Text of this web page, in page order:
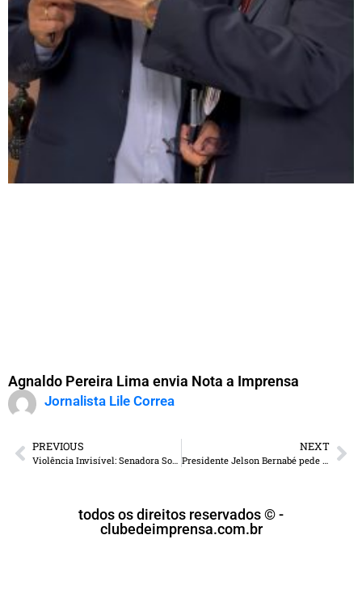
Agnaldo Pereira Lima envia Nota a Imprensa
Jornalista Lile Correa
PREVIOUS
Violência Invisível: Senadora Soraya Thronicke propõe punição rigorosa para crimes digitais contra mulheres
NEXT
Presidente Jelson Bernabé pede unidade e qualidade nos serviços em reunião com servidores
todos os direitos reservados © -
clubedeimprensa.com.br